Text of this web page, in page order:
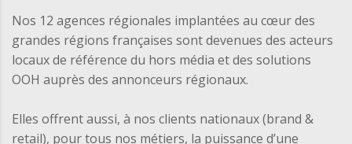
Nos 12 agences régionales implantées au cœur des
grandes régions françaises sont devenues des acteurs
locaux de référence du hors média et des solutions
OOH auprès des annonceurs régionaux.
Elles offrent aussi, à nos clients nationaux (brand &
retail), pour tous nos métiers, la puissance d’une